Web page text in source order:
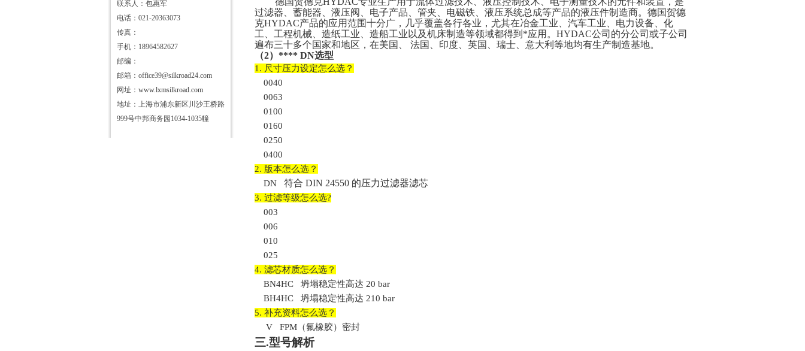
联系人：包惠军
电话：021-20363073
传真：
手机：18964582627
邮编：
邮箱：office39@silkroad24.com
网址： www.lxmsilkroad.com
地址：上海市浦东新区川沙王桥路
999号中邦商务园1034-1035幢
过滤器、蓄能器、液压阀、电子产品、管夹、电磁铁、液压系统总成等产品的液压件制造商。德国贺德
克HYDAC产品的应用范围十分广，几乎覆盖各行各业，尤其在冶金工业、汽车工业、电力设备、化
工、工程机械、造纸工业、造船工业以及机床制造等领域都得到*应用。HYDAC公司的分公司或子公司
遍布三十多个国家和地区，在美国、 法国、印度、英国、瑞士、意大利等地均有生产制造基地。
（2） **** DN选型
1. 尺寸压力设定怎么选？
0040
0063
0100
0160
0250
0400
2. 版本怎么选？
DN 符合 DIN 24550 的压力过滤器滤芯
3. 过滤等级怎么选?
003
006
010
025
4. 滤芯材质怎么选？
BN4HC 坍塌稳定性高达 20 bar
BH4HC
坍塌稳定性高达 210 bar
5. 补充资料怎么选？
V FPM（氟橡胶）密封
三.型号解析